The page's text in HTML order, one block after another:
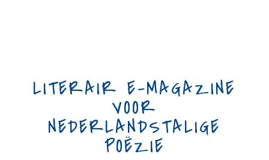
LITERAIR E-MAGAZINE
VOOR
NEDERLANDSTALIGE
POËZIE